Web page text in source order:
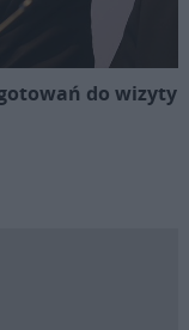
do wizyty